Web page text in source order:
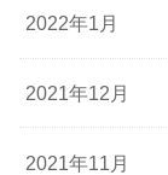
2022年1月
2021年12月
2021年11月